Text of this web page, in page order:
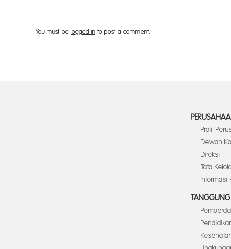
You must be logged in to post a comment.
Profil
Dewan
Direksi
Tata
Informasi
Kesehatan